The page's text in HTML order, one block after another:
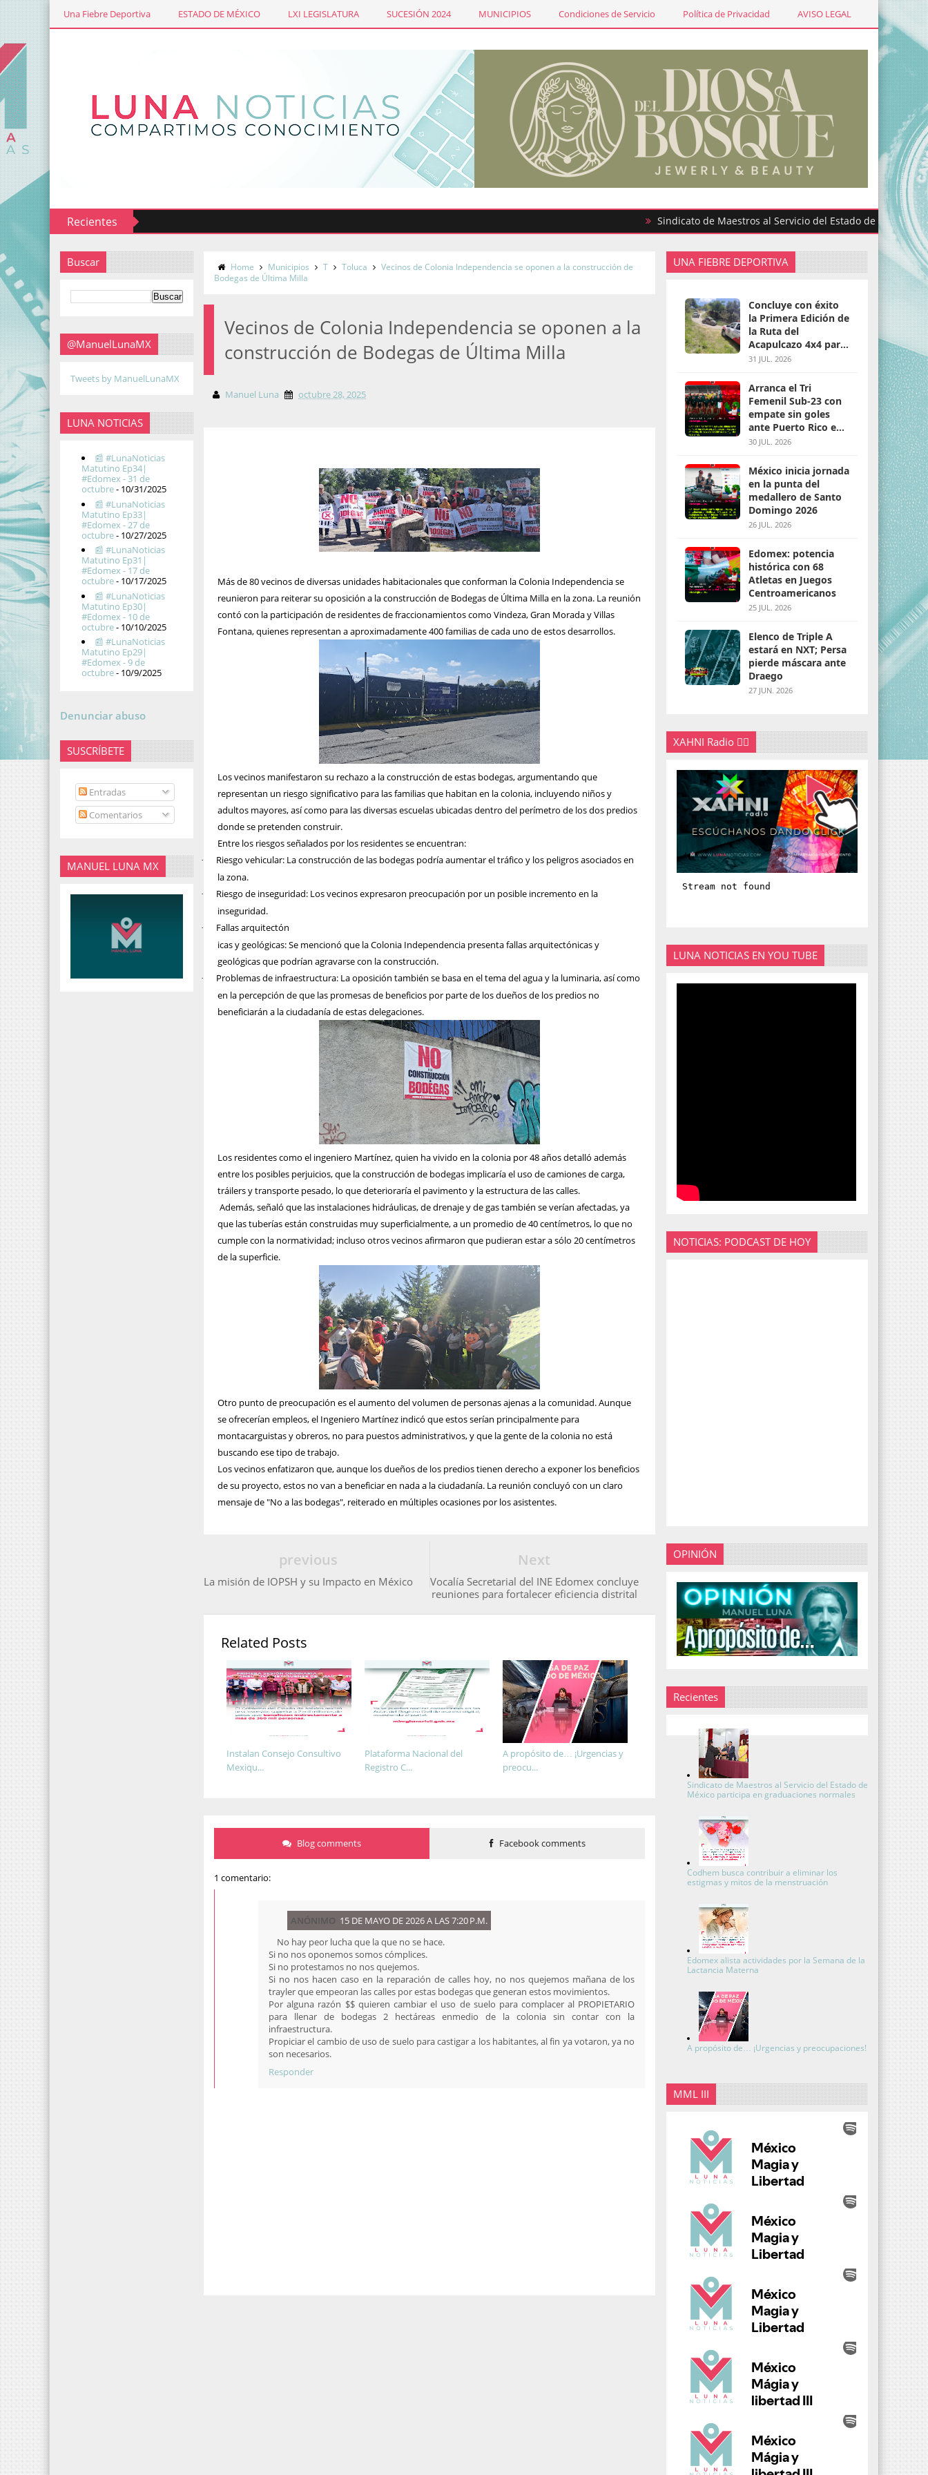
Una Fiebre Deportiva ESTADO DE MÉXICO LXI LEGISLATURA SUCESIÓN 2024 MUNICIPIOS Condiciones de Servicio Política de Privacidad AVISO LEGAL
Recientes Sindicato de Maestros al Servicio del Estado de México participa
Buscar
@ManuelLunaMX
Tweets by ManuelLunaMX
LUNA NOTICIAS
📰 #LunaNoticias
Matutino Ep34|
#Edomex - 31 de
octubre- 10/31/2025
📰 #LunaNoticias
Matutino Ep33|
#Edomex - 27 de
octubre- 10/27/2025
📰 #LunaNoticias
Matutino Ep31|
#Edomex - 17 de
octubre- 10/17/2025
📰 #LunaNoticias
Matutino Ep30|
#Edomex - 10 de
octubre- 10/10/2025
📰 #LunaNoticias
Matutino Ep29|
#Edomex - 9 de
octubre- 10/9/2025
Denunciar abuso
SUSCRÍBETE
Entradas
Comentarios
MANUEL LUNA MX
Home Municipios T Toluca
Vecinos de Colonia Independencia se oponen a la construcción de
Bodegas de Última Milla
Vecinos de Colonia Independencia se oponen a la
construcción de Bodegas de Última Milla
Manuel Luna octubre 28, 2025
Más de 80 vecinos de diversas unidades habitacionales que conforman la Colonia Independencia se
reunieron para reiterar su oposición a la construcción de Bodegas de Última Milla en la zona. La reunión
contó con la participación de residentes de fraccionamientos como Vindeza, Gran Morada y Villas
Fontana, quienes representan a aproximadamente 400 familias de cada uno de estos desarrollos.
Los vecinos manifestaron su rechazo a la construcción de estas bodegas, argumentando que
representan un riesgo significativo para las familias que habitan en la colonia, incluyendo niños y
adultos mayores, así como para las diversas escuelas ubicadas dentro del perímetro de los dos predios
donde se pretenden construir.
Entre los riesgos señalados por los residentes se encuentran:
·
Riesgo vehicular: La construcción de las bodegas podría aumentar el tráfico y los peligros asociados en
la zona.
·
Riesgo de inseguridad: Los vecinos expresaron preocupación por un posible incremento en la
inseguridad.
·
Fallas arquitectón
icas y geológicas: Se mencionó que la Colonia Independencia presenta fallas arquitectónicas y
geológicas que podrían agravarse con la construcción.
·
Problemas de infraestructura: La oposición también se basa en el tema del agua y la luminaria, así como
en la percepción de que las promesas de beneficios por parte de los dueños de los predios no
beneficiarán a la ciudadanía de estas delegaciones.
Los residentes como el ingeniero Martínez, quien ha vivido en la colonia por 48 años detalló además
entre los posibles perjuicios, que la construcción de bodegas implicaría el uso de camiones de carga,
tráilers y transporte pesado, lo que deterioraría el pavimento y la estructura de las calles.
Además, señaló que las instalaciones hidráulicas, de drenaje y de gas también se verían afectadas, ya
que las tuberías están construidas muy superficialmente, a un promedio de 40 centímetros, lo que no
cumple con la normatividad; incluso otros vecinos afirmaron que pudieran estar a sólo 20 centímetros
de la superficie.
Otro punto de preocupación es el aumento del volumen de personas ajenas a la comunidad. Aunque
se ofrecerían empleos, el Ingeniero Martínez indicó que estos serían principalmente para
montacarguistas y obreros, no para puestos administrativos, y que la gente de la colonia no está
buscando ese tipo de trabajo.
Los vecinos enfatizaron que, aunque los dueños de los predios tienen derecho a exponer los beneficios
de su proyecto, estos no van a beneficiar en nada a la ciudadanía. La reunión concluyó con un claro
mensaje de "No a las bodegas", reiterado en múltiples ocasiones por los asistentes.
Next
Vocalía Secretarial del INE Edomex concluye
reuniones para fortalecer eficiencia distrital
previous
La misión de IOPSH y su Impacto en México
Related Posts
A propósito de… ¡Urgencias y
preocu...
Plataforma Nacional del
Registro C...
Instalan Consejo Consultivo
Mexiqu...
Blog comments Facebook comments
1 comentario:
ANÓNIMO 15 DE MAYO DE 2026 A LAS 7:20 P.M.
No hay peor lucha que la que no se hace.
Si no nos oponemos somos cómplices.
Si no protestamos no nos quejemos.
Si no nos hacen caso en la reparación de calles hoy, no nos quejemos mañana de los
trayler que empeoran las calles por estas bodegas que generan estos movimientos.
Por alguna razón $$ quieren cambiar el uso de suelo para complacer al PROPIETARIO
para llenar de bodegas 2 hectáreas enmedio de la colonia sin contar con la
infraestructura.
Propiciar el cambio de uso de suelo para castigar a los habitantes, al fin ya votaron, ya no
son necesarios.
Responder
UNA FIEBRE DEPORTIVA
Concluye con éxito
la Primera Edición de
la Ruta del
Acapulcazo 4x4 para
parejas
31 JUL. 2026
Arranca el Tri
Femenil Sub-23 con
empate sin goles
ante Puerto Rico en
Santo Domingo 2026
30 JUL. 2026
México inicia jornada
en la punta del
medallero de Santo
Domingo 2026
26 JUL. 2026
Edomex: potencia
histórica con 68
Atletas en Juegos
Centroamericanos
25 JUL. 2026
Elenco de Triple A
estará en NXT; Persa
pierde máscara ante
Draego
27 JUN. 2026
XAHNI Radio 👇🏽
LUNA NOTICIAS EN YOU TUBE
NOTICIAS: PODCAST DE HOY
OPINIÓN
Recientes
Sindicato de Maestros al Servicio del Estado de
México participa en graduaciones normales
Codhem busca contribuir a eliminar los
estigmas y mitos de la menstruación
Edomex alista actividades por la Semana de la
Lactancia Materna
A propósito de… ¡Urgencias y preocupaciones!
MML III